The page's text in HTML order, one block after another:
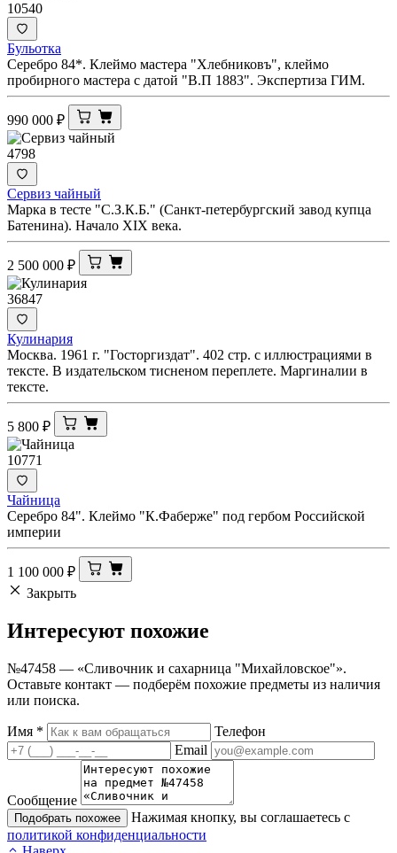
10540
Бульотка
Серебро 84*. Клеймо мастера "Хлебниковъ", клеймо
пробирного мастера с датой "В.П 1883". Экспертиза ГИМ.
990 000 ₽
4798
Сервиз чайный
Марка в тесте "С.З.К.Б." (Санкт-петербургский завод купца
Батенина). Начало XIX века.
2 500 000 ₽
36847
Кулинария
Москва. 1961 г. "Госторгиздат". 402 стр. с иллюстрациями в
тексте. В издательском тисненом переплете. Маргиналии в
тексте.
5 800 ₽
10771
Чайница
Серебро 84". Клеймо "К.Фаберже" под гербом Российской
империи
1 100 000 ₽
Закрыть
Интересуют похожие
№47458 — «Сливочник и сахарница "Михайловское"».
Оставьте контакт — подберём похожие предметы из наличия
или поиска.
Имя *
Телефон
Email
Сообщение
Подобрать похожее
Нажимая кнопку, вы соглашаетесь с
политикой конфиденциальности